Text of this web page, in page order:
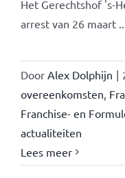
Het Gerechtshof 's-
arrest van 26 maart
Door Alex Dolphijn |
overeenkomsten,
Franchise- en
actualiteiten
Lees meer